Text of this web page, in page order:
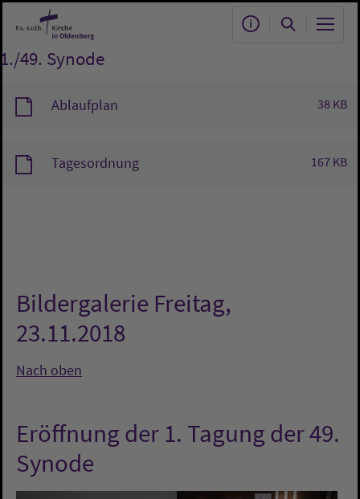
Zum Hauptinhalt springen
1./49. Synode
Ablaufplan 38 KB
Tagesordnung 167 KB
Bildergalerie Freitag,
23.11.2018
Nach oben
Eröffnung der 1. Tagung der 49.
Synode